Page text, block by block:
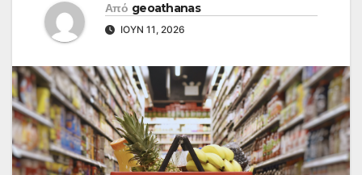
Από geoathanas
ΙΟΎΝ 11, 2026